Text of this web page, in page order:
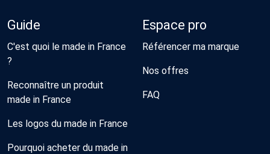
Guide
C'est quoi le made in France
?
Reconnaître un produit
made in France
Les logos du made in France
Pourquoi acheter du made in
Espace pro
Référencer ma marque
Nos offres
FAQ